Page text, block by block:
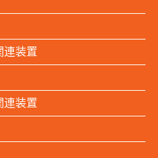
連装置
連装置